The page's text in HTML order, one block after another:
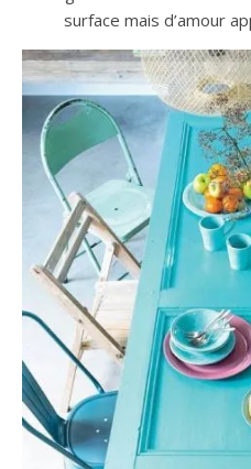
surface mais d’amour